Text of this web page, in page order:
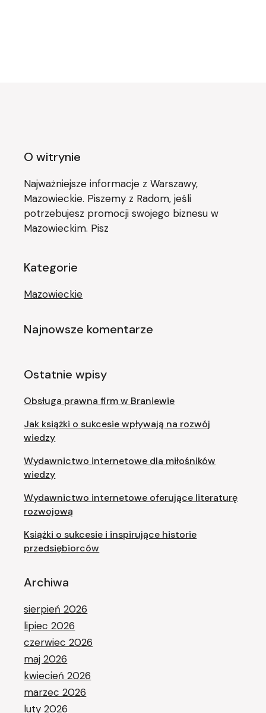
O witrynie
Najważniejsze informacje z Warszawy,
Mazowieckie. Piszemy z Radom, jeśli
potrzebujesz promocji swojego biznesu w
Mazowieckim. Pisz
Kategorie
Mazowieckie
Najnowsze komentarze
Ostatnie wpisy
Obsługa prawna firm w Braniewie
Jak książki o sukcesie wpływają na rozwój
wiedzy
Wydawnictwo internetowe dla miłośników
wiedzy
Wydawnictwo internetowe oferujące literaturę
rozwojową
Książki o sukcesie i inspirujące historie
przedsiębiorców
Archiwa
sierpień 2026
lipiec 2026
czerwiec 2026
maj 2026
kwiecień 2026
marzec 2026
luty 2026